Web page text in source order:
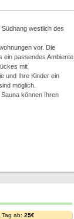
westlich des
vor. Die
passendes Ambiente.
mit
und Ihre Kinder ein
möglich.
können Ihren
Tag ab: 25€